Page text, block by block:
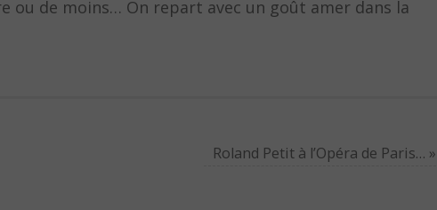
ou de moins… On repart avec un goût amer dans la
Roland Petit à l’Opéra de Paris… »